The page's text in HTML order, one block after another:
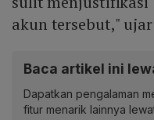
akun tersebut,"
Baca artikel ini
Dapatkan pengalaman
fitur menarik lainnya